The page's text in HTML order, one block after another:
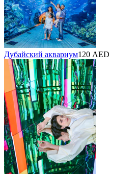
Дубайский аквариум120 AED